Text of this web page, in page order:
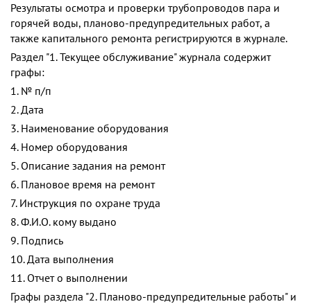
Результаты осмотра и проверки трубопроводов пара и
горячей воды, планово-предупредительных работ, а
также капитального ремонта регистрируются в журнале.
Раздел "1. Текущее обслуживание" журнала содержит
графы:
1. № п/п
2. Дата
3. Наименование оборудования
4. Номер оборудования
5. Описание задания на ремонт
6. Плановое время на ремонт
7. Инструкция по охране труда
8. Ф.И.О. кому выдано
9. Подпись
10. Дата выполнения
11. Отчет о выполнении
Графы раздела "2. Планово-предупредительные работы" и